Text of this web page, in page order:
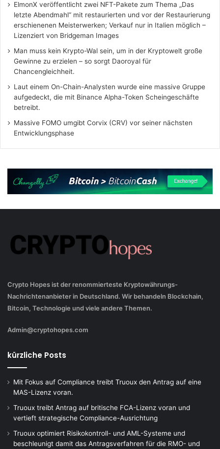
ElmonX veröffentlicht zwei NFT-Pakete zum Thema „Das
letzte Abendmahl“ mit restaurierten und vor der Restaurierung
erschienenen Meisterwerken; Verkauf nur in Italien möglich –
Lizenziert von Bridgeman Images
Man muss kein Krypto-Wal sein, um in der Kryptowelt große
Gewinne zu erzielen – so sorgt Daoroyal für
Chancengleichheit.
Laut einem On-Chain-Analysten wurde eine massive Gruppe
aufgedeckt, die mit Binance Alpha-Token Scheingeschäfte
betreibt.
Massive FOMO umgibt Corvix (CRV) vor seiner nächsten
Entwicklungsphase
Crypto Hopes ist der renommierteste Kryptowährungs-
Nachrichtenanbieter in Deutschland. Wir behandeln Blockchain,
Bitcoin, Technologie und viele andere Themen.
Admin@cryptohopes.com
kürzliche Posts
Mit Fokus auf Compliance treibt Truoux den Antrag auf eine
MAS-Lizenz voran.
Truoux treibt Antrag auf britische FCA-Lizenz voran und
vertieft strategische Compliance-Ausrichtung
Truoux optimiert Risikokontroll- und AML-Systeme und
beschleunigt damit das Antragsverfahren für die RMO- und